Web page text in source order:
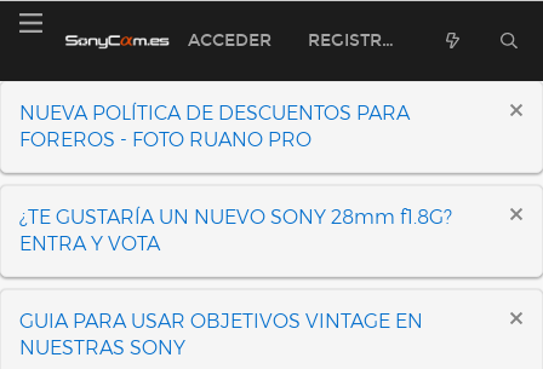
ACCEDER REGISTRARSE
NUEVA POLÍTICA DE DESCUENTOS PARA
FOREROS - FOTO RUANO PRO
¿TE GUSTARÍA UN NUEVO SONY 28mm f1.8G?
ENTRA Y VOTA
GUIA PARA USAR OBJETIVOS VINTAGE EN
NUESTRAS SONY